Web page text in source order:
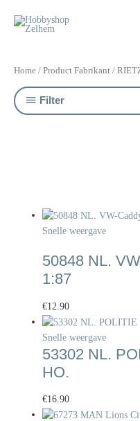
naar
Home / Product Fabrikant /
Filter
Snelle weergave
50848 NL.
1:87
€12.90
Snelle weergave
53302 NL.
HO.
€16.90